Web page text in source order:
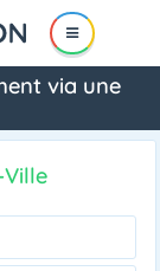
via une